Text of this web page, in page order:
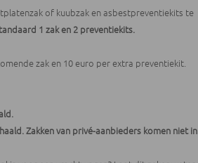
of kuubzak en asbestpreventiekits te
1 zak en 2 preventiekits.
zak en 10 euro per extra preventiekit.
Zakken van privé-aanbieders komen niet in